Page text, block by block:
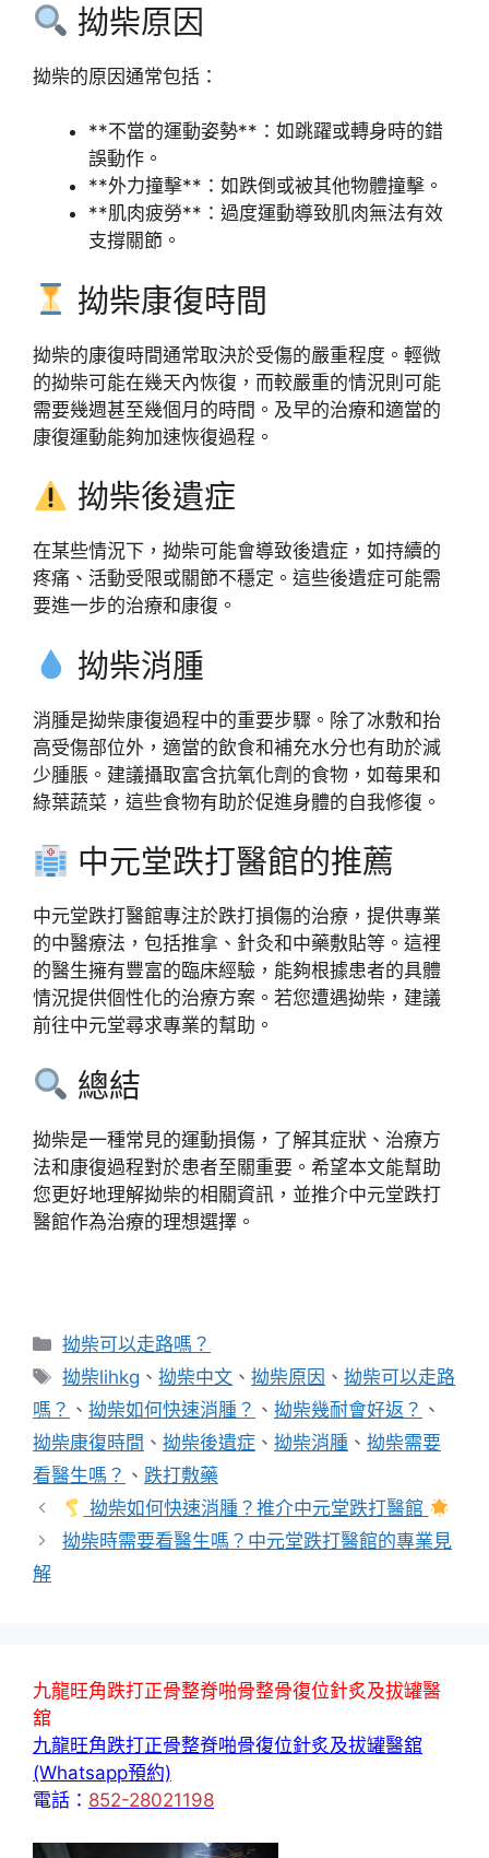
拗柴原因
拗柴的原因通常包括：
**不當的運動姿勢**：如跳躍或轉身時的錯
誤動作。
**外力撞擊**：如跌倒或被其他物體撞擊。
**肌肉疲勞**：過度運動導致肌肉無法有效
支撐關節。
拗柴康復時間
拗柴的康復時間通常取決於受傷的嚴重程度。輕微
的拗柴可能在幾天內恢復，而較嚴重的情況則可能
需要幾週甚至幾個月的時間。及早的治療和適當的
康復運動能夠加速恢復過程。
拗柴後遺症
在某些情況下，拗柴可能會導致後遺症，如持續的
疼痛、活動受限或關節不穩定。這些後遺症可能需
要進一步的治療和康復。
拗柴消腫
消腫是拗柴康復過程中的重要步驟。除了冰敷和抬
高受傷部位外，適當的飲食和補充水分也有助於減
少腫脹。建議攝取富含抗氧化劑的食物，如莓果和
綠葉蔬菜，這些食物有助於促進身體的自我修復。
中元堂跌打醫館的推薦
中元堂跌打醫館專注於跌打損傷的治療，提供專業
的中醫療法，包括推拿、針灸和中藥敷貼等。這裡
的醫生擁有豐富的臨床經驗，能夠根據患者的具體
情況提供個性化的治療方案。若您遭遇拗柴，建議
前往中元堂尋求專業的幫助。
總結
拗柴是一種常見的運動損傷，了解其症狀、治療方
法和康復過程對於患者至關重要。希望本文能幫助
您更好地理解拗柴的相關資訊，並推介中元堂跌打
醫館作為治療的理想選擇。
分
類
拗柴可以走路嗎？
標
籤
拗柴lihkg 、拗柴中文 、拗柴原因 、拗柴可以走路
嗎？ 、 拗柴如何快速消腫？ 、 拗柴幾耐會好返？ 、
拗柴康復時間 、 拗柴後遺症 、 拗柴消腫 、 拗柴需要
看醫生嗎？ 、 跌打敷藥
拗柴如何快速消腫？推介中元堂跌打醫館
拗柴時需要看醫生嗎？中元堂跌打醫館的專業見
解
九龍旺角跌打正骨整脊啪骨整骨復位針炙及拔罐醫
舘
九龍旺角跌打正骨整脊啪骨復位針炙及拔罐醫舘
(Whatsapp預約)
電話： 852-28021198